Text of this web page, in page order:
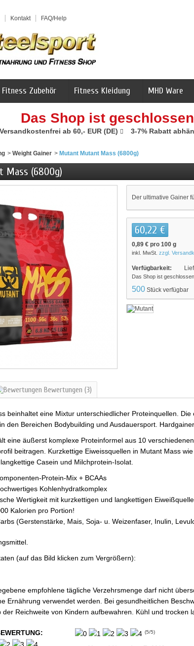
Kontakt FAQ/Help
Fitness Zubehör Fitness Kleidung MHD Ware
Das Shop ist
Versandkostenfrei ab 60,- EUR (DE) 3-7% Rabatt
> Weight Gainer > Mutant Mutant Mass (6800g)
Mass (6800g)
Der ultimative Gainer
60,22 €
0,89 € pro 100 g
inkl. MwSt. zzgl.
Verfügbarkeit:
Das Shop ist
500 Stück verfügbar
Bewertungen (3)
beinhaltet eine Mixtur unterschiedlicher Proteinquellen.
den Bereichen Bodybuilding und Ausdauersport.
eine äußerst komplexe Proteinformel aus 10
beitragen. Kurzkettige Eiweissquellen in Mutant Mass
Casein und Milchprotein-Isolat.
Protein-Mix + BCAAs
Kohlenhydratkomplex
Wertigkeit mit kurzkettigen und langkettigen
Kalorien pro Portion!
(Gerstenstärke, Mais, Soja- u. Weizenfaser, Inulin,
(auf das Bild klicken zum Vergrößern):
empfohlene tägliche Verzehrsmenge darf nicht
Ernährung verwendet werden. Bei gesundheitlichen
der Reichweite von Kindern aufbewahren. Kühl und trocken
(5/5)